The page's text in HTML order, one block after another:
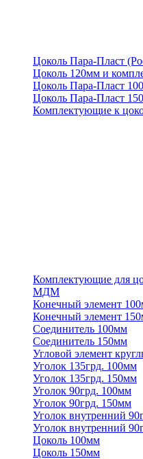
Цоколь Пара-Пласт
Цоколь 120мм и
Цоколь Пара-Пласт
Цоколь Пара-Пласт
Комплектующие к
Комплектующие для
МДМ
Конечный элемент
Конечный элемент
Соединитель 100мм
Соединитель 150мм
Угловой элемент
Уголок 135грд. 100мм
Уголок 135грд. 150мм
Уголок 90грд. 100мм
Уголок 90грд. 150мм
Уголок внутренний
Уголок внутренний
Цоколь 100мм
Цоколь 150мм